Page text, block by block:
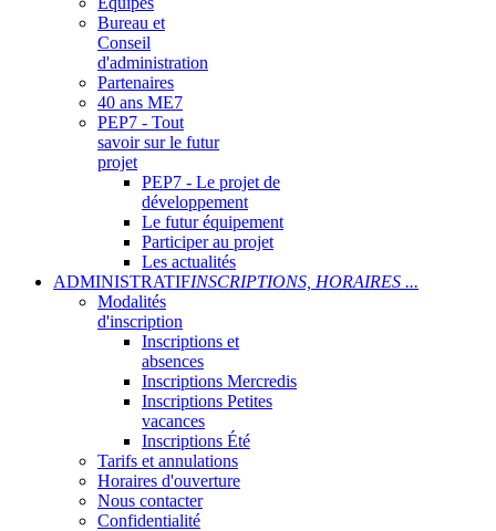
Bureau et
Conseil
d'administration
Partenaires
40 ans ME7
PEP7 - Tout
savoir sur le futur
projet
PEP7 - Le projet de
développement
Le futur équipement
Participer au projet
Les actualités
ADMINISTRATIFINSCRIPTIONS, HORAIRES ...
Modalités
d'inscription
Inscriptions et
absences
Inscriptions Mercredis
Inscriptions Petites
vacances
Inscriptions Été
Tarifs et annulations
Horaires d'ouverture
Nous contacter
Confidentialité